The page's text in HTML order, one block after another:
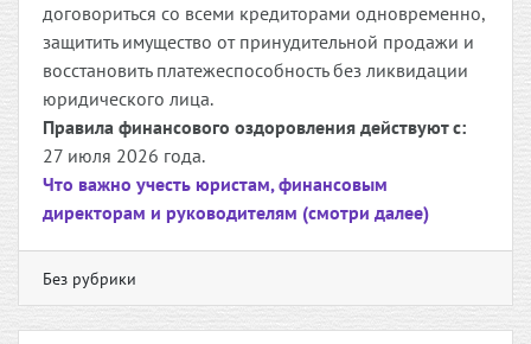
договориться со всеми кредиторами одновременно,
защитить имущество от принудительной продажи и
восстановить платежеспособность без ликвидации
юридического лица.
Правила финансового оздоровления действуют с:
27 июля 2026 года.
Что важно учесть юристам, финансовым
директорам и руководителям (смотри далее)
Без рубрики